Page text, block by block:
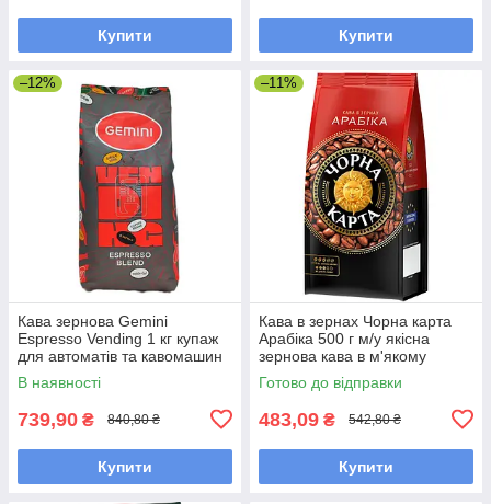
Купити Купити
–12%
Кава зернова Gemini
Espresso Vending 1 кг купаж
для автоматів та кавомашин
В наявності
739,90 ₴ 840,80 ₴
Купити
–11%
Кава в зернах Чорна карта
Арабіка 500 г м/у якісна
зернова кава в м'якому
пакованні
Готово до відправки
483,09 ₴ 542,80 ₴
Купити